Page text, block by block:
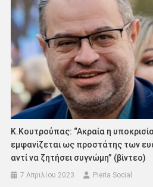
K.Kουτρούπας: “Ακραία η
εμφανίζεται ως προστάτης των
αντί να ζητήσει συγνώμη” (βίντεο)
7 Απριλίου 2023 Pieria Social